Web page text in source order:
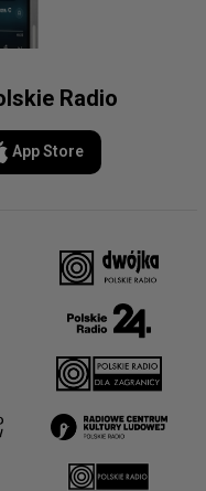
Radio
App Store